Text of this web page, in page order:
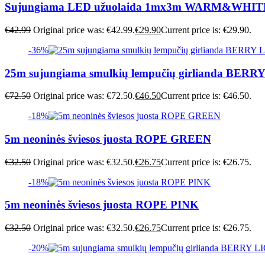
Sujungiama LED užuolaida 1mx3m
€42.99 Original price was: €42.99.€29.90Current price is: €29.90.
-36%
25m sujungiama smulkių lempučių girlianda
€72.50 Original price was: €72.50.€46.50Current price is: €46.50.
-18%
5m neoninės šviesos juosta ROPE GREEN
€32.50 Original price was: €32.50.€26.75Current price is: €26.75.
-18%
5m neoninės šviesos juosta ROPE PINK
€32.50 Original price was: €32.50.€26.75Current price is: €26.75.
-20%